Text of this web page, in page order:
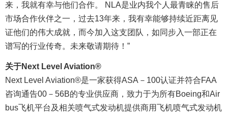
来，我就有幸与他们合作。 NLA是业内我个人最青睐的售后
市场合作伙伴之一，过去13年来，我有幸能够持续近距离见
证他们的伟大成就，而今加入这支团队，如同步入一部正在
谱写的行业传奇。未来敬请期待！”
关于Next Level Aviation®
Next Level Aviation®是一家获得ASA－100认证并符合FAA
咨询通告00－56B的专业供应商，致力于为所有Boeing和Air
bus飞机平台及相关喷气式发动机提供商用飞机喷气式发动机